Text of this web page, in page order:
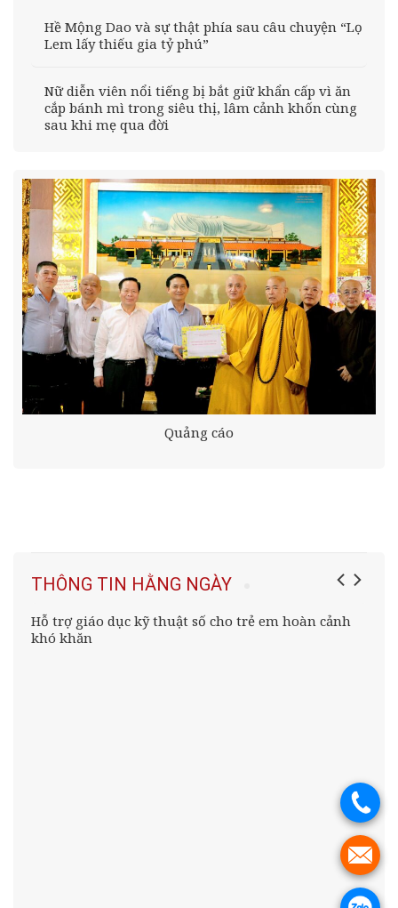
Hề Mộng Dao và sự thật phía sau câu chuyện “Lọ
Lem lấy thiếu gia tỷ phú”
Nữ diễn viên nổi tiếng bị bắt giữ khẩn cấp vì ăn
cắp bánh mì trong siêu thị, lâm cảnh khốn cùng
sau khi mẹ qua đời
Quảng cáo
THÔNG TIN HẰNG NGÀY
Hỗ trợ giáo dục kỹ thuật số cho trẻ em hoàn cảnh
khó khăn
.
.